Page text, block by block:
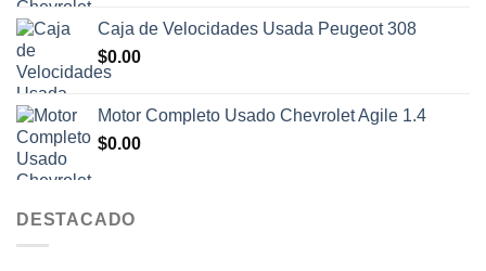
era:
es:
Caja de Velocidades Usada Peugeot 308
$0.00
Motor Completo Usado Chevrolet Agile 1.4
$0.00
DESTACADO